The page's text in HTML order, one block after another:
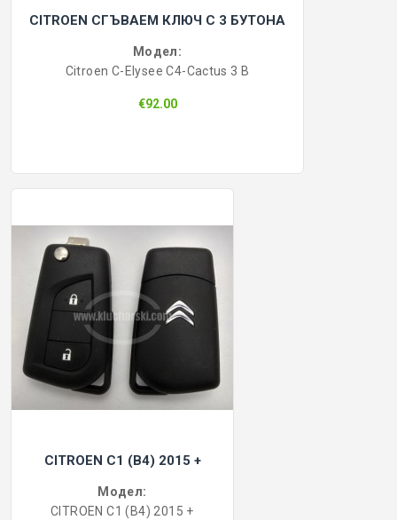
CITROEN СГЪВАЕМ КЛЮЧ С 3 БУТОНА
Модел:
Citroen C-Elysee C4-Cactus 3 B
€92.00
CITROEN C1 (B4) 2015 +
Модел:
CITROEN C1 (B4) 2015 +